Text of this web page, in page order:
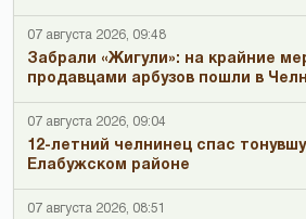
07 августа 2026, 09:48
Забрали «Жигули»: на крайние
продавцами арбузов пошли в
07 августа 2026, 09:04
12-летний челнинец спас
Елабужском районе
07 августа 2026, 08:51